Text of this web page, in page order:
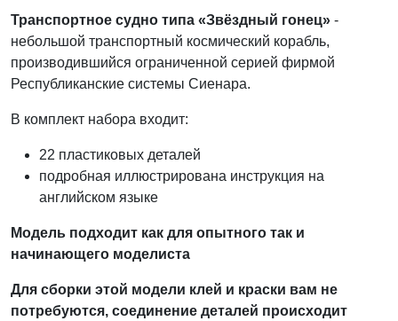
Транспортное судно типа «Звёздный гонец» -
небольшой транспортный космический корабль,
производившийся ограниченной серией фирмой
Республиканские системы Сиенара.
В комплект набора входит:
22 пластиковых деталей
подробная иллюстрирована инструкция на
английском языке
Модель подходит как для опытного так и
начинающего моделиста
Для сборки этой модели клей и краски вам не
потребуются, соединение деталей происходит